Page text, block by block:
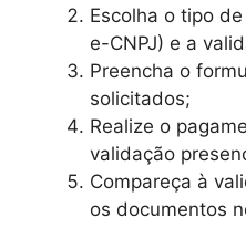
Escolha o tipo
e-CNPJ) e a
Preencha o
solicitados;
Realize o
validação
Compareça à
os documentos